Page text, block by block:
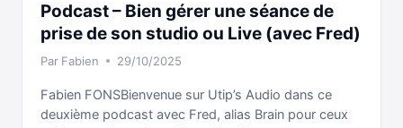
IN
CHEZ
AUDIO
Podcast – Bien gérer une séance de
prise de son studio ou Live (avec Fred)
Par Fabien 29/10/2025
Fabien FONSBienvenue sur Utip’s Audio dans ce
deuxième podcast avec Fred, alias Brain pour ceux